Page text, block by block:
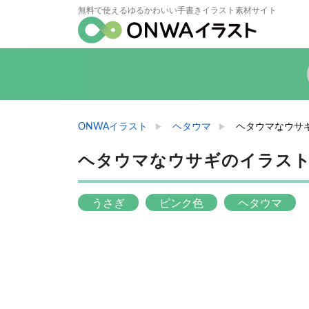
無料で使えるゆるかわいい手書きイラスト素材サイト
ONWAイラスト ヘタウマ ヘタウマなウサ
ヘタウマなウサギのイラス
うさぎ ピンク色 ヘタウマ